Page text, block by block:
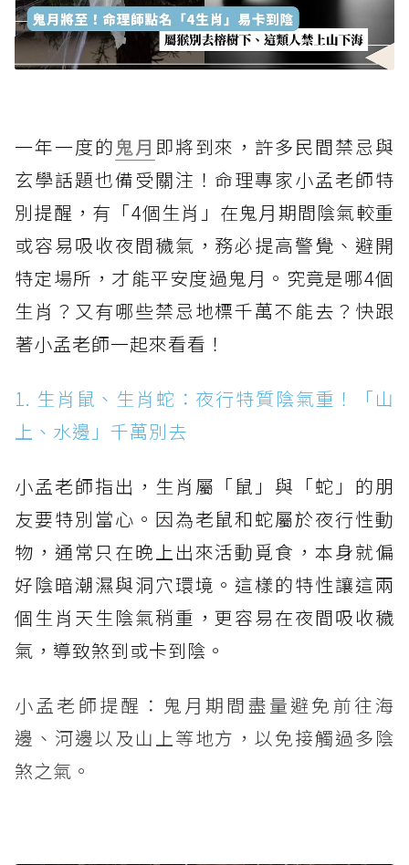
一年一度的鬼月 即將到來，許多民間禁忌與
玄學話題也備受關注！命理專家小孟老師特
別提醒，有「4個生肖」在鬼月期間陰氣較重
或容易吸收夜間穢氣，務必提高警覺、避開
特定場所，才能平安度過鬼月。究竟是哪4個
生肖？又有哪些禁忌地標千萬不能去？快跟
著小孟老師一起來看看！
1. 生肖鼠、生肖蛇：夜行特質陰氣重！「山
上、水邊」千萬別去
小孟老師指出，生肖屬「鼠」與「蛇」的朋
友要特別當心。因為老鼠和蛇屬於夜行性動
物，通常只在晚上出來活動覓食，本身就偏
好陰暗潮濕與洞穴環境。這樣的特性讓這兩
個生肖天生陰氣稍重，更容易在夜間吸收穢
氣，導致煞到或卡到陰。
小孟老師提醒：鬼月期間盡量避免前往海
邊、河邊以及山上等地方，以免接觸過多陰
煞之氣。